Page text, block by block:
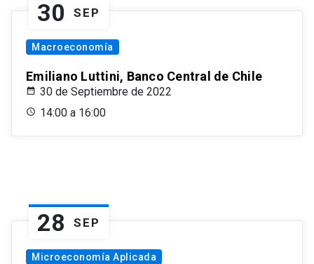
30 SEP
Macroeconomía
Emiliano Luttini, Banco Central de Chile
30 de Septiembre de 2022
14:00 a 16:00
28 SEP
Microeconomía Aplicada